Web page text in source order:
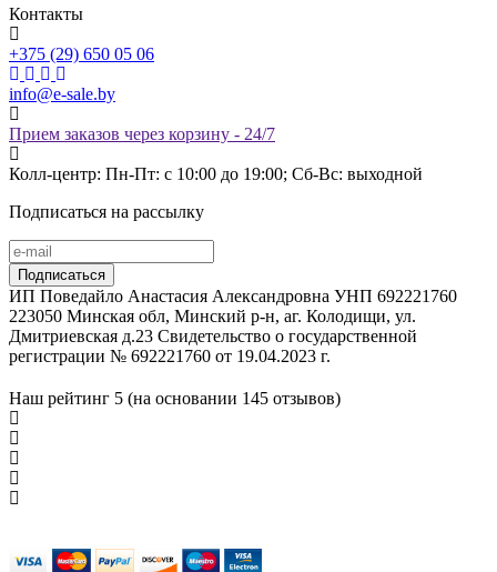
Контакты
+375 (29) 650 05 06
info@e-sale.by
Прием заказов через корзину - 24/7
Колл-центр: Пн-Пт: с 10:00 до 19:00; Сб-Вс: выходной
Подписаться на рассылку
ИП Поведайло Анастасия Александровна УНП 692221760
223050 Минская обл, Минский р-н, аг. Колодищи, ул.
Дмитриевская д.23 Свидетельство о государственной
регистрации № 692221760 от 19.04.2023 г.
Наш рейтинг 5 (на основании 145 отзывов)